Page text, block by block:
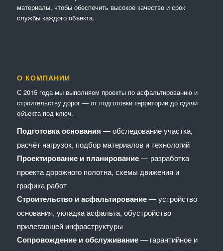
материалы, чтобы обеспечить высокое качество и срок
службы каждого объекта.
О КОМПАНИИ
С 2015 года мы выполняем проекты по асфальтированию и
строительству дорог — от подготовки территории до сдачи
объекта под ключ.
Подготовка основания — обследование участка,
расчёт нагрузок, подбор материалов и технологий
Проектирование и планирование— разработка
проекта дорожного полотна, схемы движения и
графика работ
Строительство и асфальтирование— устройство
основания, укладка асфальта, обустройство
прилегающей инфраструктуры
Сопровождение и обслуживание— гарантийное и